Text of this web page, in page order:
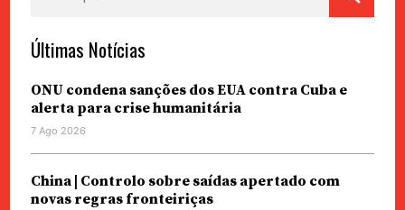
Últimas Notícias
ONU condena sanções dos EUA contra Cuba e
alerta para crise humanitária
7 Ago 2026
China | Controlo sobre saídas apertado com
novas regras fronteiriças